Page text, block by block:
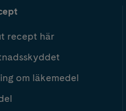
recept här
om läkemedel